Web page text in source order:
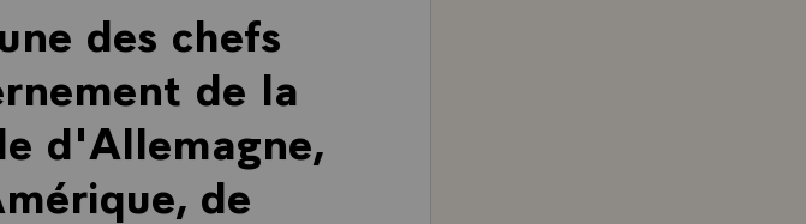
des chefs
de la
d'Allemagne,
de